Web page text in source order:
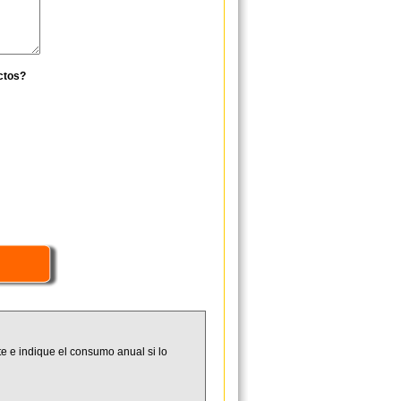
e indique el consumo anual si lo